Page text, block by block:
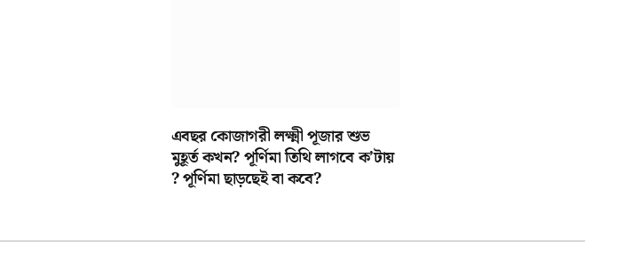
এবছর কোজাগরী লক্ষ্মী পূজার শুভ
মুহূর্ত কখন? পূর্ণিমা তিথি লাগবে ক’টায়
? পূর্ণিমা ছাড়ছেই বা কবে?